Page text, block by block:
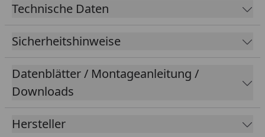
Spezial-Dünger infester sowie flüssiger
Wasserlöslicher Blaufärber-Dünger speziell für
Blaue Hortensien
MitAluminiumalaun für die Blaufärbung sowie
Technische Daten
Sicherheitshinweise
Datenblätter / Montageanleitung /
Downloads
Hersteller